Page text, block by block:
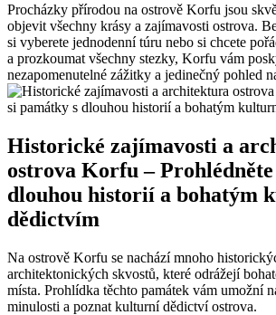
Procházky přírodou na ostrově Korfu jsou
objevit všechny krásy a zajímavosti ostrova.
si vyberete jednodenní túru nebo si chcete
a prozkoumat všechny stezky, Korfu vám
nezapomenutelné zážitky a jedinečný pohled
Historické zajímavosti a
ostrova Korfu –
dlouhou historií a bohatým
dědictvím
Na ostrově Korfu se nachází mnoho
architektonických skvostů, které odrážejí
místa. Prohlídka těchto památek vám umožní
minulosti a poznat kulturní dědictví ostrova.